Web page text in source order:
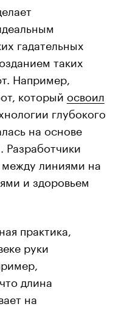
гадательных
таких
Например,
который освоил
глубокого
на основе
между линиями на
и здоровьем
практика,
руки
длина
на